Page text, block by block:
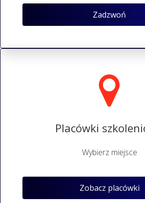
Zadzwoń
Placówki
Wybierz miejsce
Zobacz placówki